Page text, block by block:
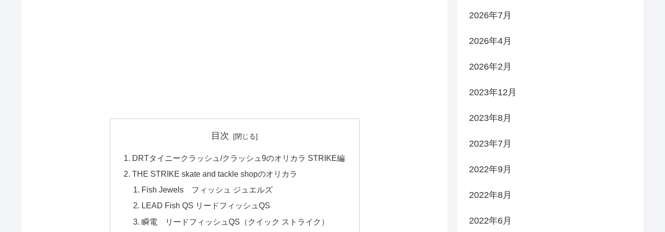
目次
DRTタイニークラッシュ/クラッシュ9のオリカラ STRIKE編
THE STRIKE skate and tackle shopのオリカラ
Fish Jewels フィッシュ ジュエルズ
LEAD Fish QS リードフィッシュQS
瞬電 リードフィッシュQS（クイック ストライク）
2026年7月
2026年4月
2026年2月
2023年12月
2023年8月
2023年7月
2022年9月
2022年8月
2022年6月